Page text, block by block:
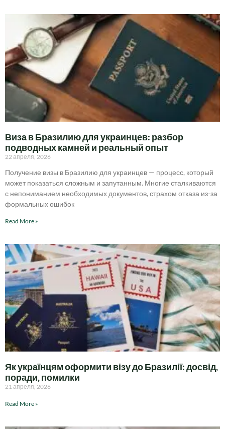
Виза в Бразилию для украинцев: разбор
подводных камней и реальный опыт
22 апреля, 2026
Получение визы в Бразилию для украинцев — процесс, который
может показаться сложным и запутанным. Многие сталкиваются
с непониманием необходимых документов, страхом отказа из-за
формальных ошибок
Read More »
Як українцям оформити візу до Бразилії: досвід,
поради, помилки
21 апреля, 2026
Read More »